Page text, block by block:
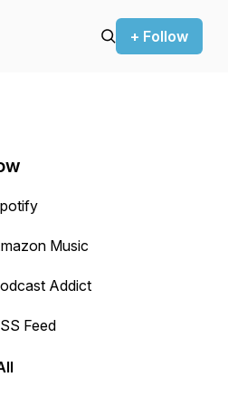
+ Follow
or backward.
Music
Addict
Feed